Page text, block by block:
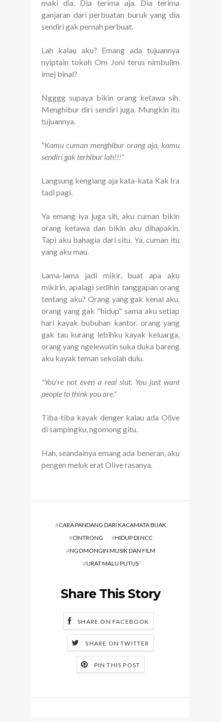
maki dia. Dia terima aja. Dia terima
ganjaran dari perbuatan buruk yang dia
sendiri gak pernah perbuat.
Lah kalau aku? Emang ada tujuannya
nyiptain tokoh Om Joni terus nimbulim
imej binal?
Ngggg supaya bikin orang ketawa sih.
Menghibur diri sendiri juga. Mungkin itu
tujuannya.
"Kamu cuman menghibur orang aja, kamu
sendiri gak terhibur lah!!!"
Langsung kengiang aja kata-kata Kak Ira
tadi pagi.
Ya emang iya juga sih, aku cuman bikin
orang ketawa dan bikin aku dihapakin.
Tapi aku bahagia dari situ. Ya, cuman itu
yang aku mau.
Lama-lama jadi mikir, buat apa aku
mikirin, apalagi sedihin tanggapan orang
tentang aku? Orang yang gak kenal aku,
orang yang gak "hidup" sama aku setiap
hari kayak bubuhan kantor. orang yang
gak tau kurang lebihku kayak keluarga,
orang yang ngelewatin suka duka bareng
aku kayak teman sekolah dulu.
"You're not even a real slut. You just want
people to think you are."
Tiba-tiba kayak denger kalau ada Olive
di sampingku, ngomong gitu.
Hah, seandainya emang ada beneran, aku
pengen meluk erat Olive rasanya.
#CARA PANDANG DARI KACAMATA BIJAK
#CINTRONG #HIDUP DI NCC
#NGOMONGIN MUSIK DAN FILM
#URAT MALU PUTUS
Share This Story
SHARE ON FACEBOOK
SHARE ON TWITTER
PIN THIS POST